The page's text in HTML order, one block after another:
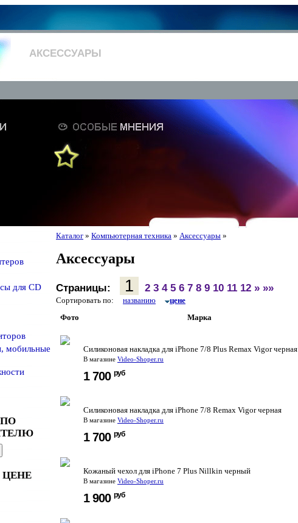
АКСЕССУАРЫ
для CD
мобильные
ЦЕНЕ
Каталог » Компьютерная техника » Аксессуары »
Аксессуары
Страницы: 1 2 3 4 5 6 7 8 9 10 11 12 » »»
Сортировать по: названию
цене
Фото
Марка
Силиконовая накладка для iPhone 7/8 Plus Remax Vigor черная
В магазине Video-Shoper.ru
1 700 руб
Силиконовая накладка для iPhone 7/8 Remax Vigor черная
В магазине Video-Shoper.ru
1 700 руб
Кожаный чехол для iPhone 7 Plus Nillkin черный
В магазине Video-Shoper.ru
1 900 руб